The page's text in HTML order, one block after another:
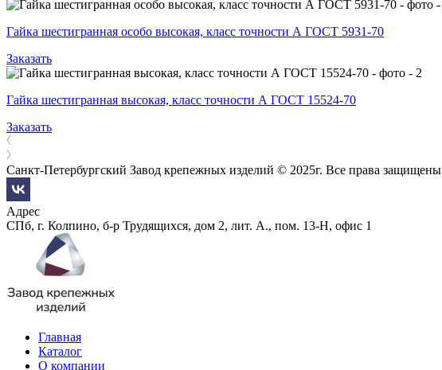
Гайка шестигранная особо высокая, класс точности А ГОСТ 5931-70
Заказать
Гайка шестигранная высокая, класс точности А ГОСТ 15524-70
Заказать
Санкт-Петербургский Завод крепежных изделий © 2025г. Все права защищены
Адрес
СПб, г. Колпино, б-р Трудящихся, дом 2, лит. А., пом. 13-Н, офис 1
Главная
Каталог
О компании